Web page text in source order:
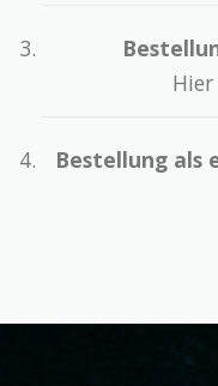
Bestellung als